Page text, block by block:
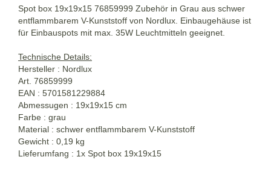
Spot box 19x19x15 76859999 Zubehör in Grau aus schwer
entflammbarem V-Kunststoff von Nordlux. Einbaugehäuse ist
für Einbauspots mit max. 35W Leuchtmitteln geeignet.
Technische Details:
Hersteller : Nordlux
Art. 76859999
EAN : 5701581229884
Abmessugen : 19x19x15 cm
Farbe : grau
Material : schwer entflammbarem V-Kunststoff
Gewicht : 0,19 kg
Lieferumfang : 1x Spot box 19x19x15